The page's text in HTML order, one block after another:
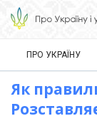
ПРО УКРАЇНУ
Як